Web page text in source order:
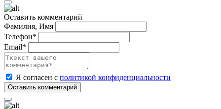
Оставить комментарий
Фамилия, Имя
Телефон*
Email*
Я согласен с политикой конфиденциальности